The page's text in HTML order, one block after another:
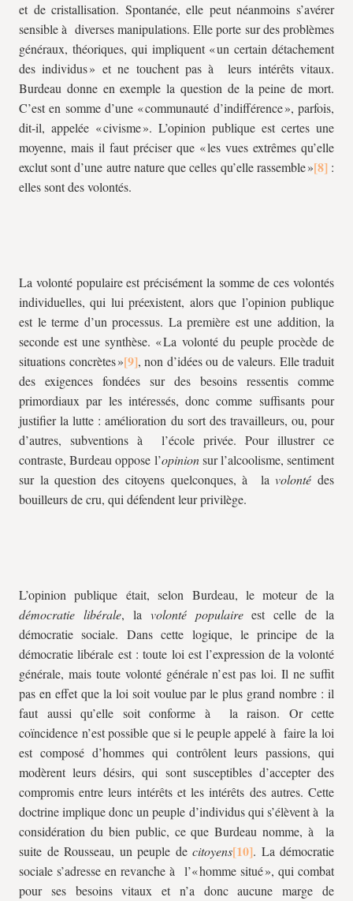
et de cristallisation. Spontanée, elle peut néanmoins s’avérer
sensible à diverses manipulations. Elle porte sur des problèmes
généraux, théoriques, qui impliquent « un certain détachement
des individus » et ne touchent pas à leurs intérêts vitaux.
Burdeau donne en exemple la question de la peine de mort.
C’est en somme d’une « communauté d’indifférence », parfois,
dit-il, appelée « civisme ». L’opinion publique est certes une
moyenne, mais il faut préciser que « les vues extrêmes qu’elle
exclut sont d’une autre nature que celles qu’elle rassemble »
:
elles sont des volontés.
La volonté populaire est précisément la somme de ces volontés
individuelles, qui lui préexistent, alors que l’opinion publique
est le terme d’un processus. La première est une addition, la
seconde est une synthèse. « La volonté du peuple procède de
situations concrètes »
, non d’idées ou de valeurs. Elle traduit
des exigences fondées sur des besoins ressentis comme
primordiaux par les intéressés, donc comme suffisants pour
justifier la lutte : amélioration du sort des travailleurs, ou, pour
d’autres, subventions à l’école privée. Pour illustrer ce
contraste, Burdeau oppose l’opinionsur l’alcoolisme, sentiment
sur la question des citoyens quelconques, à lavolonté des
bouilleurs de cru, qui défendent leur privilège.
L’opinion publique était, selon Burdeau, le moteur de la
démocratie libérale, la volonté populaireest celle de la
démocratie sociale. Dans cette logique, le principe de la
démocratie libérale est : toute loi est l’expression de la volonté
générale, mais toute volonté générale n’est pas loi. Il ne suffit
pas en effet que la loi soit voulue par le plus grand nombre : il
faut aussi qu’elle soit conforme à la raison. Or cette
coïncidence n’est possible que si le peuple appelé à faire la loi
est composé d’hommes qui contrôlent leurs passions, qui
modèrent leurs désirs, qui sont susceptibles d’accepter des
compromis entre leurs intérêts et les intérêts des autres. Cette
doctrine implique donc un peuple d’individus qui s’élèvent à la
considération du bien public, ce que Burdeau nomme, à la
suite de Rousseau, un peuple decitoyens
. La démocratie
sociale s’adresse en revanche à l’« homme situé », qui combat
pour ses besoins vitaux et n’a donc aucune marge de